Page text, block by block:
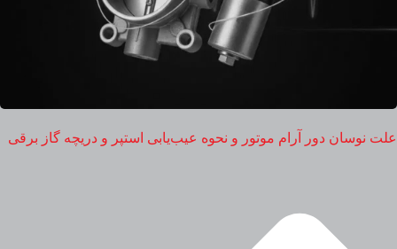
علت نوسان دور آرام موتور و نحوه عیب‌یابی استپر و دریچه گاز برقی